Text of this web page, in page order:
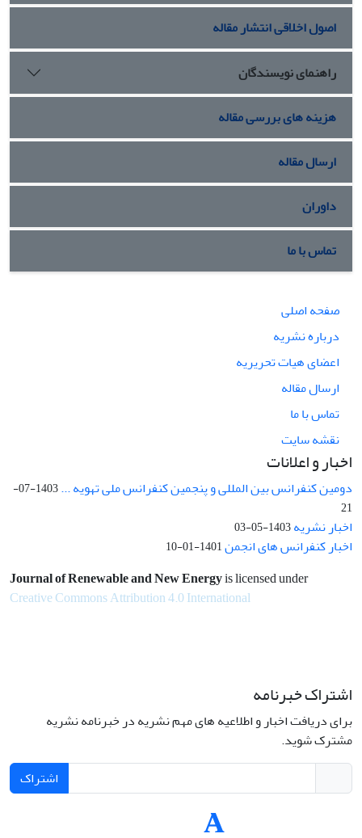
اصول اخلاقی انتشار مقاله
راهنمای نویسندگان
هزینه های بررسی مقاله
ارسال مقاله
داوران
تماس با ما
صفحه اصلی
درباره نشریه
اعضای هیات تحریریه
ارسال مقاله
تماس با ما
نقشه سایت
اخبار و اعلانات
دومین کنفرانس بین المللی و پنجمین کنفرانس ملی تهویه ...
1403-07-
21
اخبار نشریه1403-05-03
اخبار کنفرانس های انجمن1401-01-10
Journal of Renewable and New Energyis licensed under
Creative Commons Attribution 4.0 International
اشتراک خبرنامه
برای دریافت اخبار و اطلاعیه های مهم نشریه در خبرنامه نشریه
مشترک شوید.
اشتراک